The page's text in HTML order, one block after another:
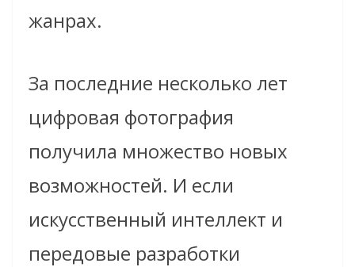
жанрах.
За последние несколько лет
цифровая фотография
получила множество новых
возможностей. И если
искусственный интеллект и
передовые разработки